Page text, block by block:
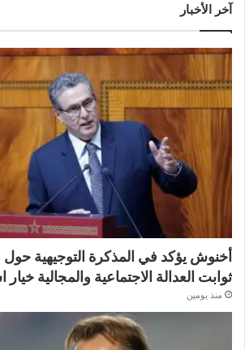
آخر الأخبار
ثوابت العدالة الاجتماعية والمجالية خيار
منذ يومين